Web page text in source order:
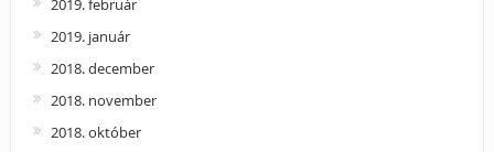
2019. február
2019. január
2018. december
2018. november
2018. október